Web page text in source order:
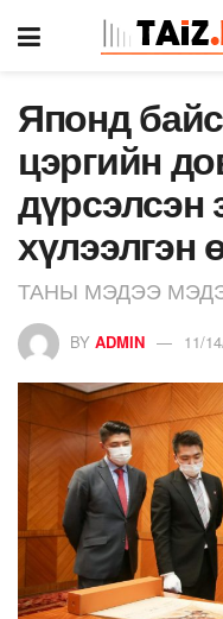
Японд
цэргийн
дүрсэлсэн
хүлээлгэн
ТАНЫ МЭДЭЭ
BY ADMIN 11/